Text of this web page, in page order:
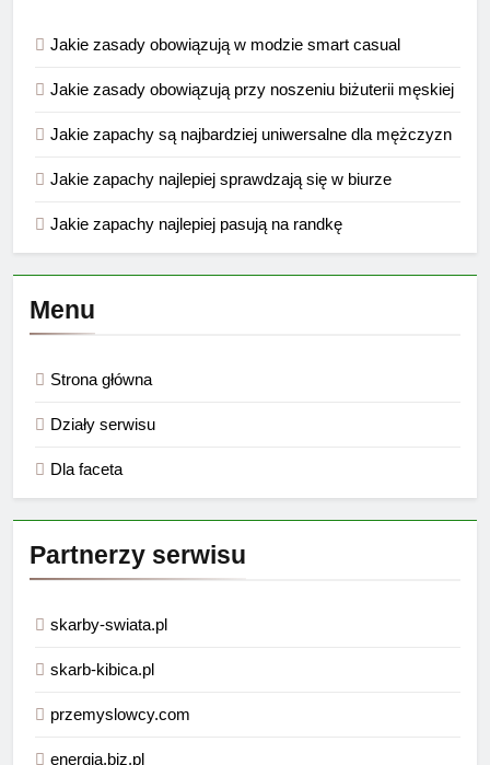
Jakie zasady obowiązują w modzie smart casual
Jakie zasady obowiązują przy noszeniu biżuterii męskiej
Jakie zapachy są najbardziej uniwersalne dla mężczyzn
Jakie zapachy najlepiej sprawdzają się w biurze
Jakie zapachy najlepiej pasują na randkę
Menu
Strona główna
Działy serwisu
Dla faceta
Partnerzy serwisu
skarby-swiata.pl
skarb-kibica.pl
przemyslowcy.com
energia.biz.pl